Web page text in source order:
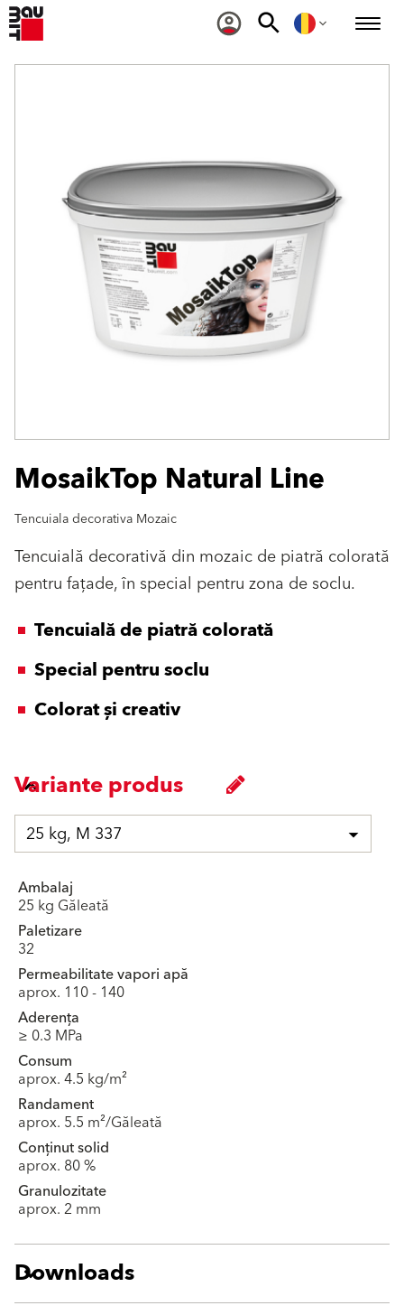
MosaikTop Natural Line
Tencuiala decorativa Mozaic
Tencuială decorativă din mozaic de piatră colorată
pentru faţade, în special pentru zona de soclu.
Tencuială de piatră colorată
Special pentru soclu
Colorat și creativ
Variante produs
25 kg, M 337
Ambalaj
25 kg Găleată
Paletizare
32
Permeabilitate vapori apă
aprox. 110 - 140
Aderența
≥ 0.3 MPa
Consum
aprox. 4.5 kg/m²
Randament
aprox. 5.5 m²/Găleată
Conținut solid
aprox. 80 %
Granulozitate
aprox. 2 mm
Downloads